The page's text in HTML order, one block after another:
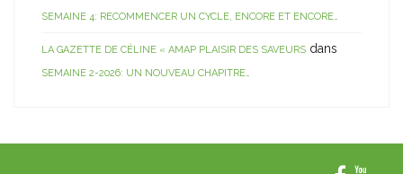
SEMAINE 4: RECOMMENCER UN CYCLE, ENCORE ET ENCORE…
LA GAZETTE DE CÉLINE « AMAP PLAISIR DES SAVEURS dans
SEMAINE 2-2026: UN NOUVEAU CHAPITRE…